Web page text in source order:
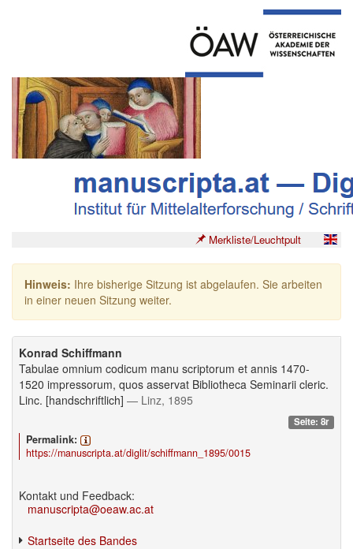
Merkliste/Leuchtpult
Hinweis: Ihre bisherige Sitzung ist abgelaufen. Sie arbeiten
in einer neuen Sitzung weiter.
Konrad Schiffmann
Tabulae omnium codicum manu scriptorum et annis 1470-
1520 impressorum, quos asservat Bibliotheca Seminarii cleric.
Linc. [handschriftlich] — Linz, 1895
Seite: 8r
Permalink:
https://manuscripta.at/diglit/schiffmann_1895/0015
Kontakt und Feedback:
manuscripta@oeaw.ac.at
Startseite des Bandes